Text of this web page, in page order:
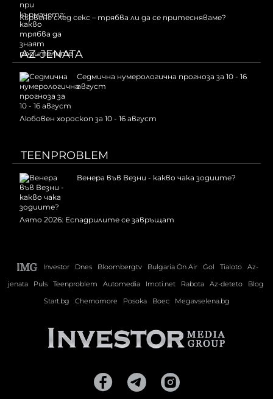
Кървене след секс – трябва ли да се притесняваме?
AZ-JENATA
Седмична нумерологична прогноза за 10 - 16
август
Любовен хороскоп за 10 - 16 август
TEENPROBLEM
Венера във Везни - какво чака зодиите?
Лято 2026: Еспадрилите се завръщат
Investor Dnes Bloombergtv Bulgaria On Air Gol Tialoto
Az-
jenata
Puls Teenproblem Automedia Imoti.net Rabota Az-deteto
Blog
Start.bg
Chernomore Posoka Boec Megavselena.bg